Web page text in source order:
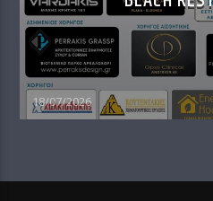
18/07/2026